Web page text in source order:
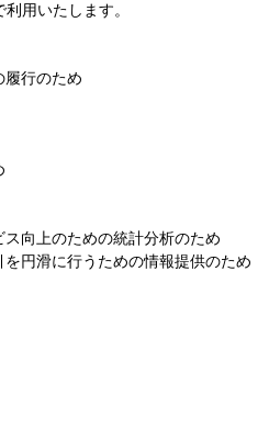
用いたします。
履行のため
向上のための統計分析のため
円滑に行うための情報提供のため